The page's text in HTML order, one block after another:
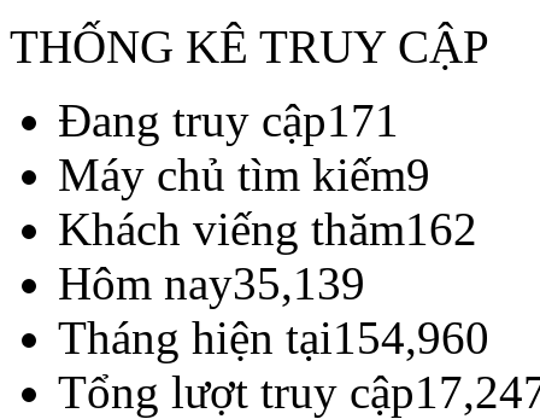
THỐNG KÊ TRUY CẬP
Đang truy cập171
Máy chủ tìm kiếm9
Khách viếng thăm162
Hôm nay35,139
Tháng hiện tại154,960
Tổng lượt truy cập